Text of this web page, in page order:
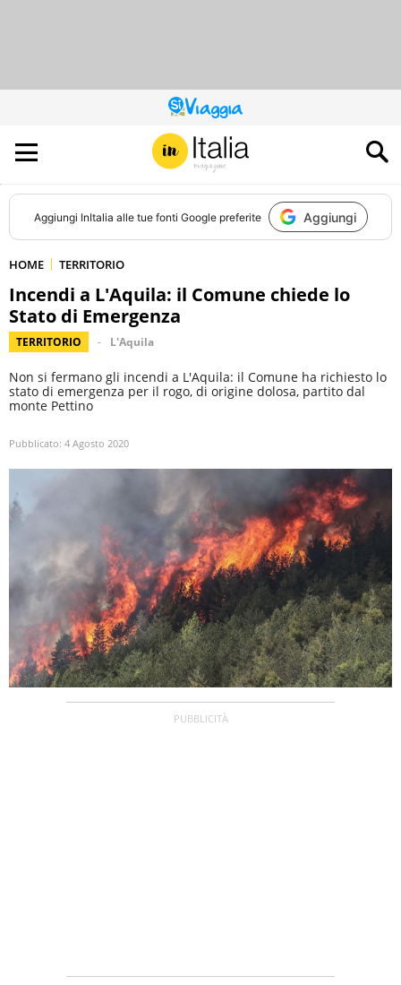
QUESTO
SITO
CONTRIBUISCE
ALL’AUDIENCE
DI
Aggiungi InItalia alle tue fonti Google preferite Aggiungi
HOME TERRITORIO
Incendi a L'Aquila: il Comune chiede lo
Stato di Emergenza
TERRITORIO L'Aquila
Non si fermano gli incendi a L'Aquila: il Comune ha richiesto lo
stato di emergenza per il rogo, di origine dolosa, partito dal
monte Pettino
Pubblicato: 4 Agosto 2020